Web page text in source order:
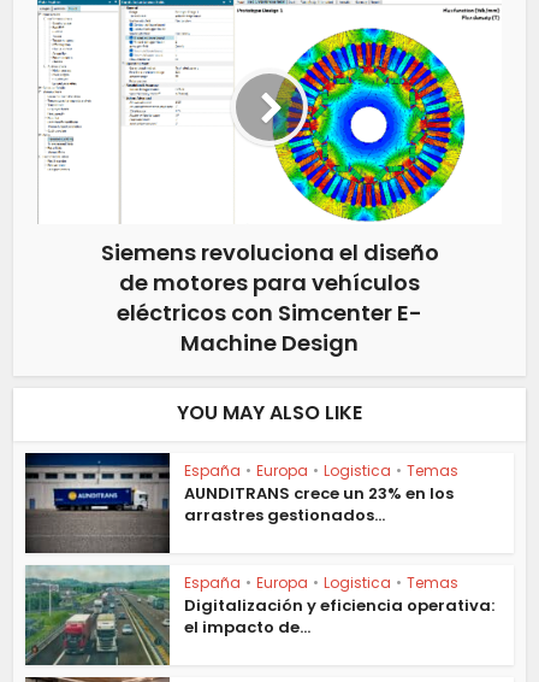
Siemens revoluciona el diseño
de motores para vehículos
eléctricos con Simcenter E-
Machine Design
YOU MAY ALSO LIKE
España • Europa • Logistica • Temas
AUNDITRANS crece un 23% en los
arrastres gestionados...
España • Europa • Logistica • Temas
Digitalización y eficiencia operativa:
el impacto de...